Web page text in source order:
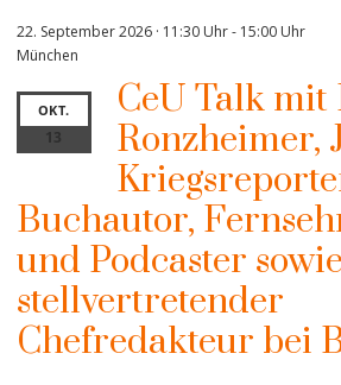
22. September 2026 · 11:30 Uhr- 15:00 Uhr
München
OKT.
13
CeU Talk mit
Ronzheimer,
Buchautor,
und Podcaster sowie
stellvertretender
Chefredakteur bei